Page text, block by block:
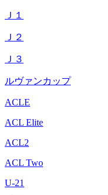
Ｊ１
Ｊ２
Ｊ３
ルヴァンカップ
ACLE
ACL Elite
ACL2
ACL Two
U-21